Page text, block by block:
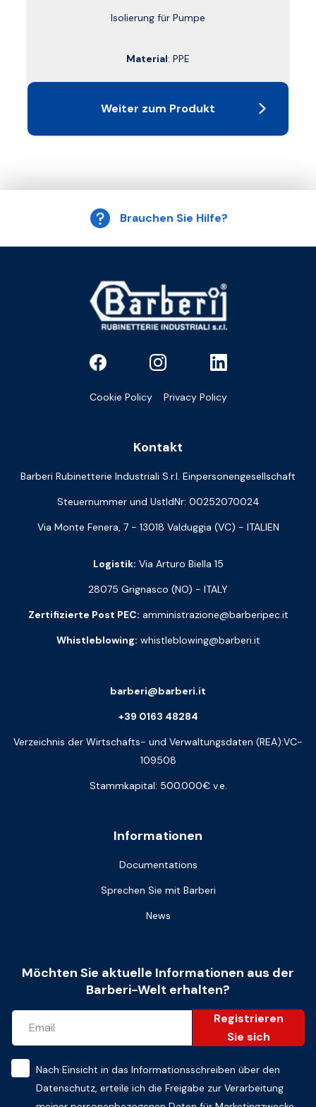
Isolierung für Pumpe
Material: PPE
Weiter zum Produkt
Brauchen Sie Hilfe?
Cookie Policy Privacy Policy
Kontakt
Barberi Rubinetterie Industriali S.r.l. Einpersonengesellschaft
Steuernummer und UstIdNr: 00252070024
Via Monte Fenera, 7 - 13018 Valduggia (VC) - ITALIEN
Logistik: Via Arturo Biella 15
28075 Grignasco (NO) - ITALY
Zertifizierte Post PEC: amministrazione@barberipec.it
Whistleblowing: whistleblowing@barberi.it
Informationen
Documentations
Sprechen Sie mit Barberi
News
barberi@barberi.it
+39 0163 48284
Verzeichnis der Wirtschafts- und Verwaltungsdaten (REA):VC-
109508
Stammkapital: 500.000€ v.e.
Möchten Sie aktuelle Informationen aus der
Barberi-Welt erhalten?
Registrieren
Sie sich
Nach Einsicht in das Informationsschreiben über den
Datenschutz, erteile ich die Freigabe zur Verarbeitung